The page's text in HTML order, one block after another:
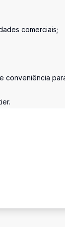
comerciais;
conveniência